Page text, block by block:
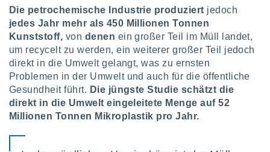
dass wir
der
von
Die petrochemische Industrie produziert jedoch
jedes Jahr mehr als 450 Millionen Tonnen
Kunststoff, von denen ein großer Teil im Müll landet,
um recycelt zu werden, ein weiterer großer Teil jedoch
direkt in die Umwelt gelangt, was zu ernsten
Problemen in der Umwelt und auch für die öffentliche
Gesundheit führt. Die jüngste Studie schätzt die
direkt in die Umwelt eingeleitete Menge auf 52
Millionen Tonnen Mikroplastik pro Jahr.